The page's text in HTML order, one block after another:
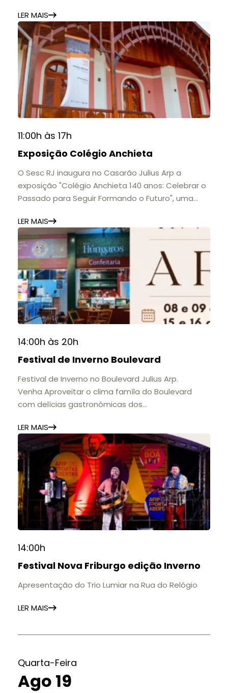
LER MAIS
11:00h às 17h
Exposição Colégio Anchieta
O Sesc RJ inaugura no Casarão Julius Arp a
exposição "Colégio Anchieta 140 anos: Celebrar o
Passado para Seguir Formando o Futuro", uma
importantes instituições de ensino de Nova
Friburgo e do Brasil.
A mostra convida o público a conhecer o legado
do Colégio Anchieta por meio de documentos,
histórias e marcos que evidenciam sua
contribuição para a educação, a cultura e a
formação de gerações.
📍 Casarão Julius Arp
📅 Até 30 de setembro
11h às 17h
🎟️ Entrada gratuita.
LER MAIS
14:00h às 20h
Festival de Inverno Boulevard
Festival de Inverno no Boulevard Julius Arp.
Venha Aproveitar o clima famíla do Boulevard
com delícias gastronômicas dos
LER MAIS
14:00h
Festival Nova Friburgo edição Inverno
Apresentação do Trio Lumiar na Rua do Relógio
LER MAIS
Quarta-Feira
Ago 19